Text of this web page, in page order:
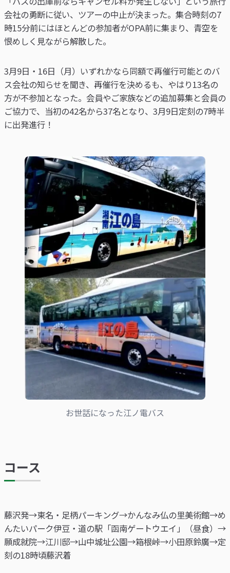
会社の勇断に従い、ツアーの中止が決まった。集合時刻の7
時15分前にはほとんどの参加者がOPA前に集まり、青空を
恨めしく見ながら解散した。
3月9日・16日（月）いずれかなら同額で再催行可能とのバ
ス会社の知らせを聞き、再催行を決めるも、やはり13名の
方が不参加となった。会員やご家族などの追加募集と会員の
ご協力で、当初の42名から37名となり、3月9日定刻の7時半
に出発進行！
お世話になった江ノ電バス
コース
藤沢発→東名・足柄パーキング→かんなみ仏の里美術館→め
んたいパーク伊豆・道の駅「函南ゲートウエイ」（昼食）→
願成就院→江川邸→山中城址公園→箱根峠→小田原鈴廣→定
刻の18時頃藤沢着